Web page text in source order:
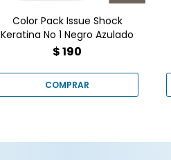
Color Pack Issue Shock
Keratina No 1 Negro Azulado
$190